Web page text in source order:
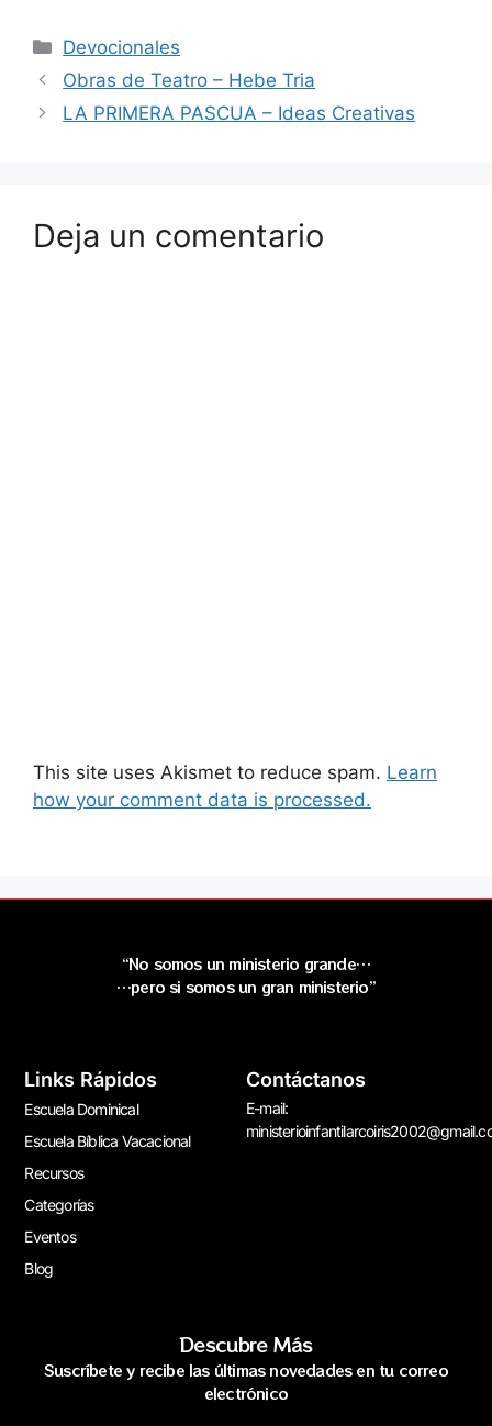
Devocionales
Obras de Teatro – Hebe Tria
LA PRIMERA PASCUA – Ideas Creativas
Deja un comentario
This site uses Akismet to reduce spam. Learn
how your comment data is processed.
“No somos un ministerio grande…
…pero si somos un gran ministerio”
Links Rápidos
Escuela Dominical
Escuela Bíblica Vacacional
Recursos
Categorías
Eventos
Blog
Contáctanos
E-mail:
Descubre Más
Suscríbete y recibe las últimas novedades en tu correo
electrónico